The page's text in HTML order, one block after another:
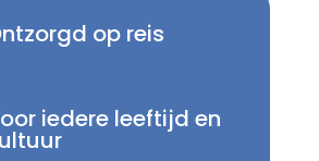
op reis
iedere leeftijd en